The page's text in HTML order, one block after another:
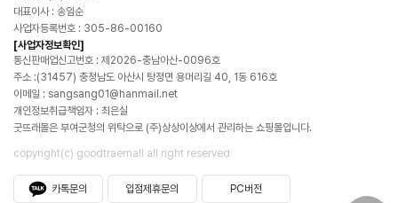
대표이사 : 송임순
사업자등록번호 : 305-86-00160
[사업자정보확인]
통신판매업신고번호 : 제2026-충남아산-0096호
주소 :(31457) 충청남도 아산시 탕정면 용머리길 40, 1동 616호
이메일 : sangsang01@hanmail.net
개인정보취급책임자 : 최은실
굿뜨래몰은 부여군청의 위탁으로 (주)상상이상에서 관리하는 쇼핑몰입니다.
copyright(c) goodtraemall all right reserved
카톡문의 입점제휴문의 PC버전